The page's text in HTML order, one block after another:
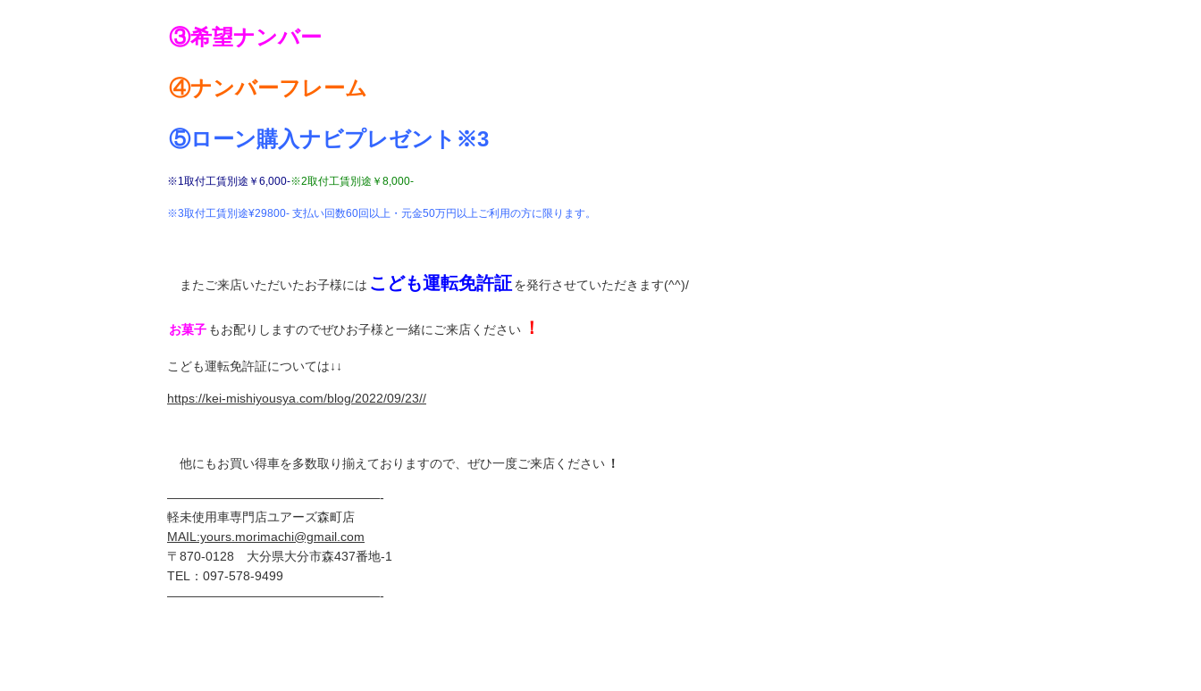
③希望ナンバー
④ナンバーフレーム
⑤ローン購入ナビプレゼント※3
※1取付工賃別途￥6,000-※2取付工賃別途￥8,000-
※3取付工賃別途¥29800- 支払い回数60回以上・元金50万円以上ご利用の方に限ります。
またご来店いただいたお子様には こども運転免許証を発行させていただきます(^^)/
お菓子 もお配りしますのでぜひお子様と一緒にご来店ください ！
こども運転免許証については↓↓
https://kei-mishiyousya.com/blog/2022/09/23//
他にもお買い得車を多数取り揃えておりますので、ぜひ一度ご来店ください ！
—————————————————-
軽未使用車専門店ユアーズ森町店
MAIL:yours.morimachi@gmail.com
〒870-0128 大分県大分市森437番地-1
TEL：097-578-9499
—————————————————-